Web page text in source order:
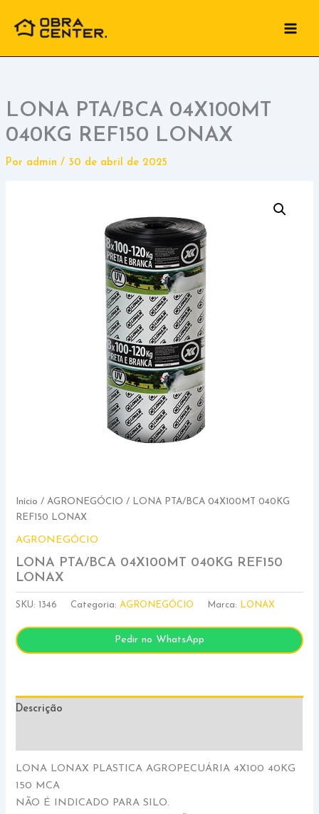
para
conteúdo
LONA PTA/BCA 04X100MT
040KG REF150 LONAX
Por admin / 30 de abril de 2025
Início /AGRONEGÓCIO / LONA PTA/BCA 04X100MT 040KG
REF150 LONAX
AGRONEGÓCIO
LONA PTA/BCA 04X100MT 040KG REF150
LONAX
SKU: 1346 Categoria:AGRONEGÓCIO Marca: LONAX
Pedir no WhatsApp
Descrição
LONA LONAX PLASTICA AGROPECUÁRIA 4X100 40KG
150 MCA
NÃO É INDICADO PARA SILO.